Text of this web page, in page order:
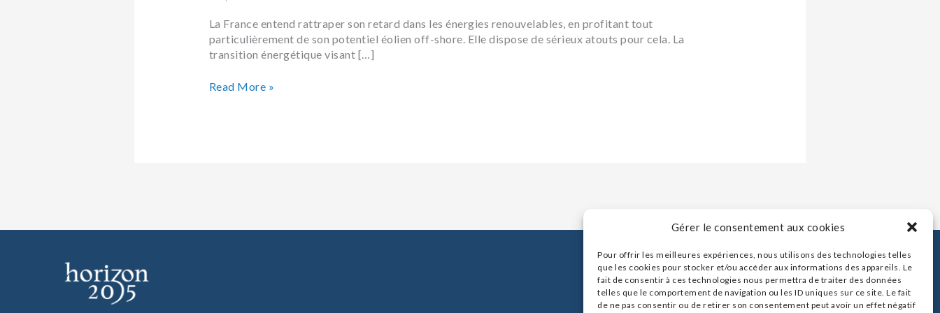
Gérer le consentement aux cookies
Pour offrir les meilleures expériences, nous utilisons des technologies telles
que les cookies pour stocker et/ou accéder aux informations des appareils. Le
fait de consentir à ces technologies nous permettra de traiter des données
telles que le comportement de navigation ou les ID uniques sur ce site. Le fait
de ne pas consentir ou de retirer son consentement peut avoir un effet négatif
La France entend rattraper son retard dans les énergies renouvelables, en profitant tout
particulièrement de son potentiel éolien off-shore. Elle dispose de sérieux atouts pour cela. La
transition énergétique visant […]
Read More »
Contact
Mentions légales